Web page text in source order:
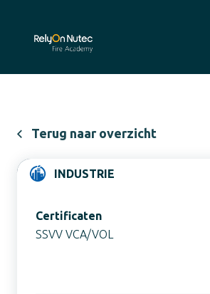
Terug naar overzicht
INDUSTRIE
Certificaten
SSVV VCA/VOL